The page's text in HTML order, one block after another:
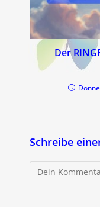
Der
Schreibe
Kommentar